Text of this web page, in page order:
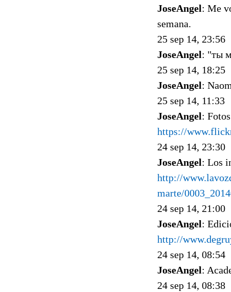
JoseAngel: Me
semana.
25 sep 14, 23:56
JoseAngel: "ты
25 sep 14, 18:25
JoseAngel:
25 sep 14, 11:33
JoseAngel:
https://
24 sep 14, 23:30
JoseAngel: Los
http://
marte/
24 sep 14, 21:00
JoseAngel:
http://
24 sep 14, 08:54
JoseAngel:
24 sep 14, 08:38